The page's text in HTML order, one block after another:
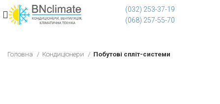
(032) 253-37-19
(068) 257-55-70
Головна Кондиціонери Побутові спліт-системи